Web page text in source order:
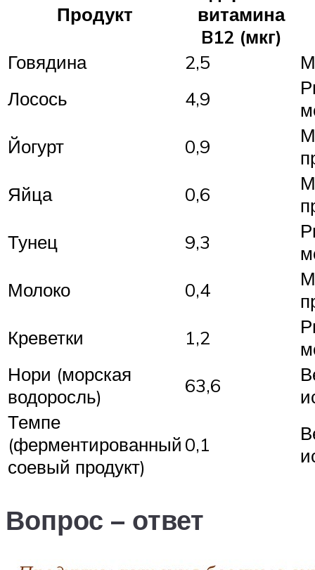
Продукт
витамина
B12 (мкг)
Говядина
2,5
Лосось
4,9
Йогурт
0,9
Яйца
0,6
Тунец
9,3
Молоко
0,4
Креветки
1,2
Нори (морская
водоросль)
63,6
Темпе
(ферментированный
соевый продукт)
0,1
Вопрос – ответ